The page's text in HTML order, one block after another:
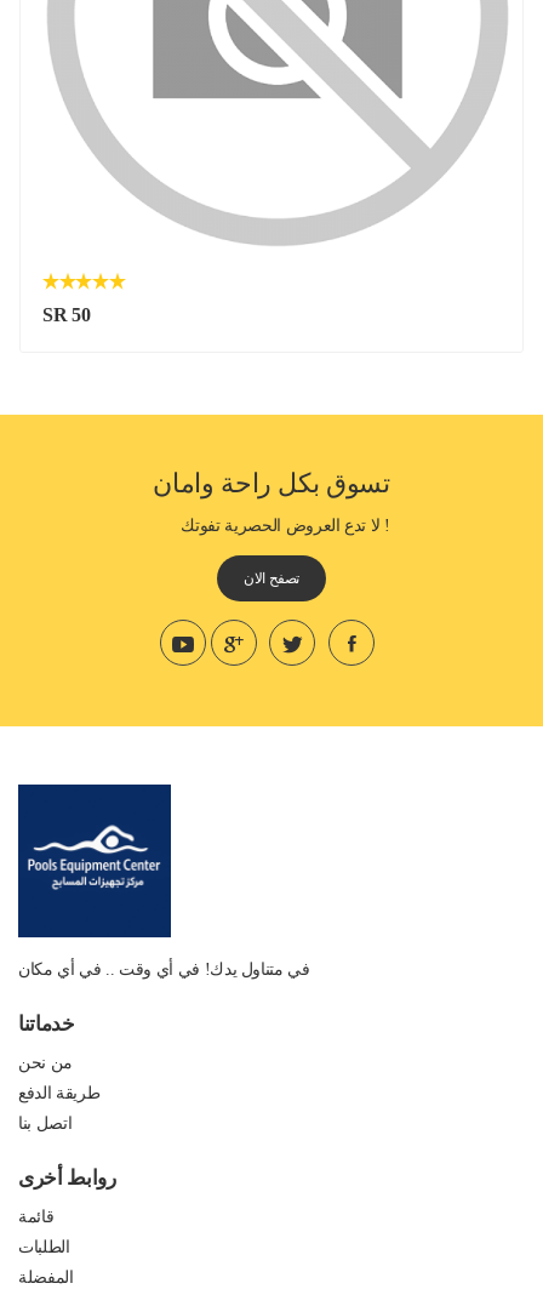
SR 50
تسوق بكل راحة وامان
! لا تدع العروض الحصرية تفوتك
تصفح الان
في متناول يدك! في أي وقت .. في أي مكان
خدماتنا
من نحن
طريقة الدفع
اتصل بنا
روابط أخرى
قائمة
الطلبات
المفضلة